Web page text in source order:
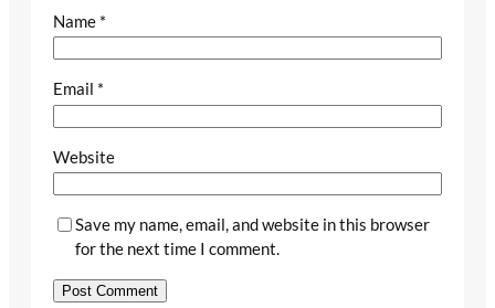
Name *
Email *
Website
Save my name, email, and website in this browser
for the next time I comment.